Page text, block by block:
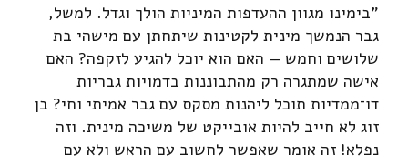
"בימינו מגוון ההעדפות המיניות הולך וגדל. למשל,
גבר הנמשך מינית לקטינות שיתחתן עם מישהי בת
שלושים וחמש — האם הוא יוכל להגיע לזקפה? האם
אישה שמתגרה רק מהתבוננות בדמויות גבריות
דו־ממדיות תוכל ליהנות מסקס עם גבר אמיתי וחי? בן
זוג לא חייב להיות אובייקט של משיכה מינית. וזה
נפלא! זה אומר שאפשר לחשוב עם הראש ולא עם